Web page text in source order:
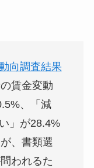
向調査結果
賃金変動
、「減
」が28.4%
、書類選
われるた